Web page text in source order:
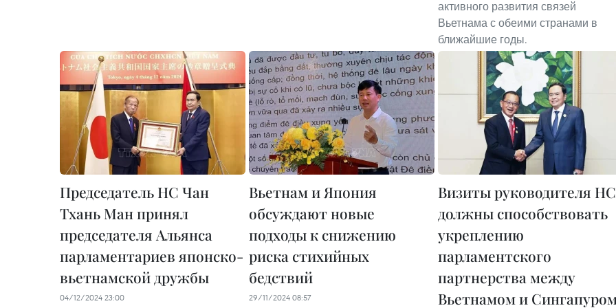
активного развития связей
Вьетнама с обеими странами в
ближайшие годы.
Председатель НС Чан
Тхань Ман принял
председателя Альянса
парламентариев японско-
вьетнамской дружбы
04/12/2024 23:00
Вьетнам и Япония
обсуждают новые
подходы к снижению
риска стихийных
бедствий
29/11/2024 08:57
Визиты руководителя НС
должны способствовать
укреплению
парламентского
партнерства между
Вьетнамом и